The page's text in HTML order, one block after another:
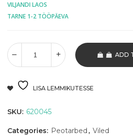
VILJANDI LAOS
TARNE 1-2 TÖÖPÄEVA
ADD
LISA LEMMIKUTESSE
SKU: 620045
Categories: Peotarbed , Viled